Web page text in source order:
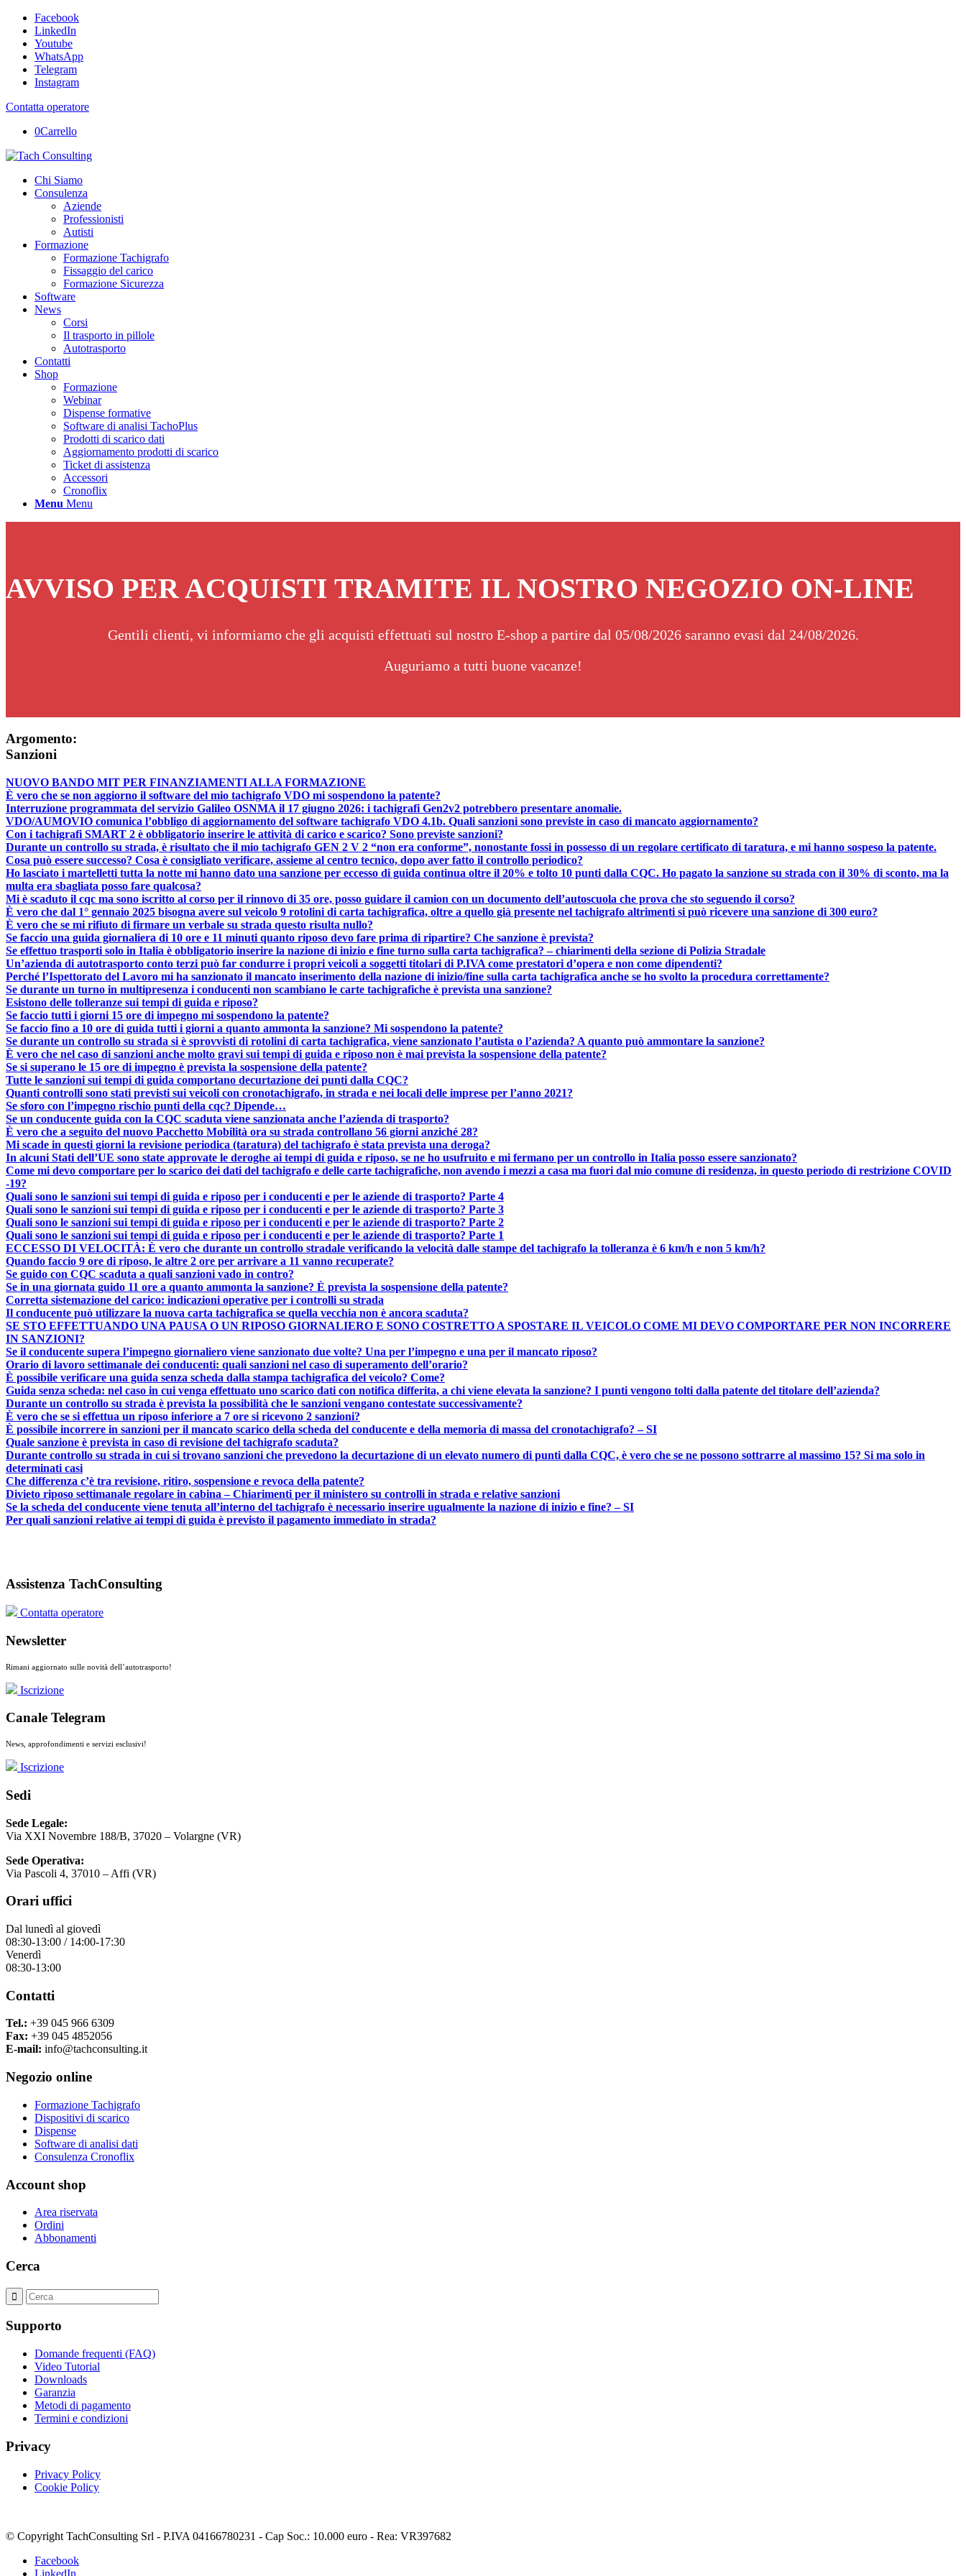
Facebook
LinkedIn
Youtube
WhatsApp
Telegram
Instagram
Contatta operatore
0Carrello
Chi Siamo
Consulenza
Aziende
Professionisti
Autisti
Formazione
Formazione Tachigrafo
Fissaggio del carico
Formazione Sicurezza
Software
News
Corsi
Il trasporto in pillole
Autotrasporto
Contatti
Shop
Formazione
Webinar
Dispense formative
Software di analisi TachoPlus
Prodotti di scarico dati
Aggiornamento prodotti di scarico
Ticket di assistenza
Accessori
Cronoflix
Menu Menu
AVVISO PER ACQUISTI TRAMITE IL NOSTRO NEGOZIO ON-LINE
Gentili clienti, vi informiamo che gli acquisti effettuati sul nostro E-shop a partire dal 05/08/2026 saranno evasi dal 24/08/2026.
Auguriamo a tutti buone vacanze!
Argomento:
Sanzioni
NUOVO BANDO MIT PER FINANZIAMENTI ALLA FORMAZIONE
È vero che se non aggiorno il software del mio tachigrafo VDO mi sospendono la patente?
Interruzione programmata del servizio Galileo OSNMA il 17 giugno 2026: i tachigrafi Gen2v2 potrebbero presentare anomalie.
VDO/AUMOVIO comunica l’obbligo di aggiornamento del software tachigrafo VDO 4.1b. Quali sanzioni sono previste in caso di mancato aggiornamento?
Con i tachigrafi SMART 2 è obbligatorio inserire le attività di carico e scarico? Sono previste sanzioni?
Durante un controllo su strada, è risultato che il mio tachigrafo GEN 2 V 2 “non era conforme”, nonostante fossi in possesso di un regolare certificato di taratura, e mi hanno sospeso la patente.
Cosa può essere successo? Cosa è consigliato verificare, assieme al centro tecnico, dopo aver fatto il controllo periodico?
Ho lasciato i martelletti tutta la notte mi hanno dato una sanzione per eccesso di guida continua oltre il 20% e tolto 10 punti dalla CQC. Ho pagato la sanzione su strada con il 30% di sconto, ma la
multa era sbagliata posso fare qualcosa?
Mi è scaduto il cqc ma sono iscritto al corso per il rinnovo di 35 ore, posso guidare il camion con un documento dell’autoscuola che prova che sto seguendo il corso?
È vero che dal 1° gennaio 2025 bisogna avere sul veicolo 9 rotolini di carta tachigrafica, oltre a quello già presente nel tachigrafo altrimenti si può ricevere una sanzione di 300 euro?
È vero che se mi rifiuto di firmare un verbale su strada questo risulta nullo?
Se faccio una guida giornaliera di 10 ore e 11 minuti quanto riposo devo fare prima di ripartire? Che sanzione è prevista?
Se effettuo trasporti solo in Italia è obbligatorio inserire la nazione di inizio e fine turno sulla carta tachigrafica? – chiarimenti della sezione di Polizia Stradale
Un’azienda di autotrasporto conto terzi può far condurre i propri veicoli a soggetti titolari di P.IVA come prestatori d’opera e non come dipendenti?
Perché l’Ispettorato del Lavoro mi ha sanzionato il mancato inserimento della nazione di inizio/fine sulla carta tachigrafica anche se ho svolto la procedura correttamente?
Se durante un turno in multipresenza i conducenti non scambiano le carte tachigrafiche è prevista una sanzione?
Esistono delle tolleranze sui tempi di guida e riposo?
Se faccio tutti i giorni 15 ore di impegno mi sospendono la patente?
Se faccio fino a 10 ore di guida tutti i giorni a quanto ammonta la sanzione? Mi sospendono la patente?
Se durante un controllo su strada si è sprovvisti di rotolini di carta tachigrafica, viene sanzionato l’autista o l’azienda? A quanto può ammontare la sanzione?
È vero che nel caso di sanzioni anche molto gravi sui tempi di guida e riposo non è mai prevista la sospensione della patente?
Se si superano le 15 ore di impegno è prevista la sospensione della patente?
Tutte le sanzioni sui tempi di guida comportano decurtazione dei punti dalla CQC?
Quanti controlli sono stati previsti sui veicoli con cronotachigrafo, in strada e nei locali delle imprese per l’anno 2021?
Se sforo con l’impegno rischio punti della cqc? Dipende…
Se un conducente guida con la CQC scaduta viene sanzionata anche l’azienda di trasporto?
È vero che a seguito del nuovo Pacchetto Mobilità ora su strada controllano 56 giorni anziché 28?
Mi scade in questi giorni la revisione periodica (taratura) del tachigrafo è stata prevista una deroga?
In alcuni Stati dell’UE sono state approvate le deroghe ai tempi di guida e riposo, se ne ho usufruito e mi fermano per un controllo in Italia posso essere sanzionato?
Come mi devo comportare per lo scarico dei dati del tachigrafo e delle carte tachigrafiche, non avendo i mezzi a casa ma fuori dal mio comune di residenza, in questo periodo di restrizione COVID
-19?
Quali sono le sanzioni sui tempi di guida e riposo per i conducenti e per le aziende di trasporto? Parte 4
Quali sono le sanzioni sui tempi di guida e riposo per i conducenti e per le aziende di trasporto? Parte 3
Quali sono le sanzioni sui tempi di guida e riposo per i conducenti e per le aziende di trasporto? Parte 2
Quali sono le sanzioni sui tempi di guida e riposo per i conducenti e per le aziende di trasporto? Parte 1
ECCESSO DI VELOCITÀ: È vero che durante un controllo stradale verificando la velocità dalle stampe del tachigrafo la tolleranza è 6 km/h e non 5 km/h?
Quando faccio 9 ore di riposo, le altre 2 ore per arrivare a 11 vanno recuperate?
Se guido con CQC scaduta a quali sanzioni vado in contro?
Se in una giornata guido 11 ore a quanto ammonta la sanzione? È prevista la sospensione della patente?
Corretta sistemazione del carico: indicazioni operative per i controlli su strada
Il conducente può utilizzare la nuova carta tachigrafica se quella vecchia non è ancora scaduta?
SE STO EFFETTUANDO UNA PAUSA O UN RIPOSO GIORNALIERO E SONO COSTRETTO A SPOSTARE IL VEICOLO COME MI DEVO COMPORTARE PER NON INCORRERE
IN SANZIONI?
Se il conducente supera l’impegno giornaliero viene sanzionato due volte? Una per l’impegno e una per il mancato riposo?
Orario di lavoro settimanale dei conducenti: quali sanzioni nel caso di superamento dell’orario?
È possibile verificare una guida senza scheda dalla stampa tachigrafica del veicolo? Come?
Guida senza scheda: nel caso in cui venga effettuato uno scarico dati con notifica differita, a chi viene elevata la sanzione? I punti vengono tolti dalla patente del titolare dell’azienda?
Durante un controllo su strada è prevista la possibilità che le sanzioni vengano contestate successivamente?
È vero che se si effettua un riposo inferiore a 7 ore si ricevono 2 sanzioni?
È possibile incorrere in sanzioni per il mancato scarico della scheda del conducente e della memoria di massa del cronotachigrafo? – SI
Quale sanzione è prevista in caso di revisione del tachigrafo scaduta?
Durante controllo su strada in cui si trovano sanzioni che prevedono la decurtazione di un elevato numero di punti dalla CQC, è vero che se ne possono sottrarre al massimo 15? Si ma solo in
determinati casi
Che differenza c’è tra revisione, ritiro, sospensione e revoca della patente?
Divieto riposo settimanale regolare in cabina – Chiarimenti per il ministero su controlli in strada e relative sanzioni
Se la scheda del conducente viene tenuta all’interno del tachigrafo è necessario inserire ugualmente la nazione di inizio e fine? – SI
Per quali sanzioni relative ai tempi di guida è previsto il pagamento immediato in strada?
Assistenza TachConsulting
Contatta operatore
Newsletter
Rimani aggiornato sulle novità dell’autotrasporto!
Iscrizione
Canale Telegram
News, approfondimenti e servizi esclusivi!
Iscrizione
Sedi
Sede Legale:
Via XXI Novembre 188/B, 37020 – Volargne (VR)
Sede Operativa:
Via Pascoli 4, 37010 – Affi (VR)
Orari uffici
Dal lunedì al giovedì
08:30-13:00 / 14:00-17:30
Venerdì
08:30-13:00
Contatti
Tel.: +39 045 966 6309
Fax: +39 045 4852056
E-mail: info@tachconsulting.it
Negozio online
Formazione Tachigrafo
Dispositivi di scarico
Dispense
Software di analisi dati
Consulenza Cronoflix
Account shop
Area riservata
Ordini
Abbonamenti
Cerca
Supporto
Domande frequenti (FAQ)
Video Tutorial
Downloads
Garanzia
Metodi di pagamento
Termini e condizioni
Privacy
Privacy Policy
Cookie Policy
© Copyright TachConsulting Srl - P.IVA 04166780231 - Cap Soc.: 10.000 euro - Rea: VR397682
Facebook
LinkedIn